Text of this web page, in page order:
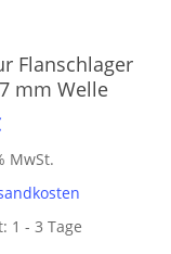
den Warenkorb
Flanschlager
mm Welle
MwSt.
1 - 3 Tage